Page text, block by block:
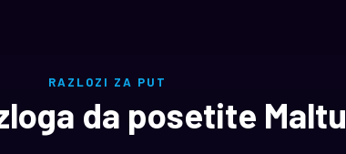
RAZLOZI ZA PUT
da posetite Maltu